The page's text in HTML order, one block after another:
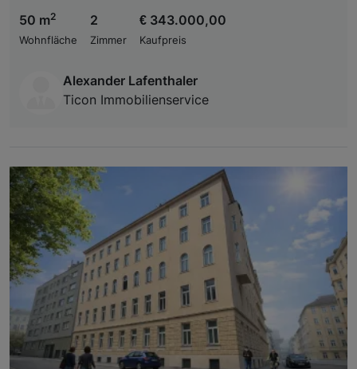
50 m2
Wohnfläche
2
Zimmer
€ 343.000,00
Kaufpreis
Alexander Lafenthaler
Ticon Immobilienservice